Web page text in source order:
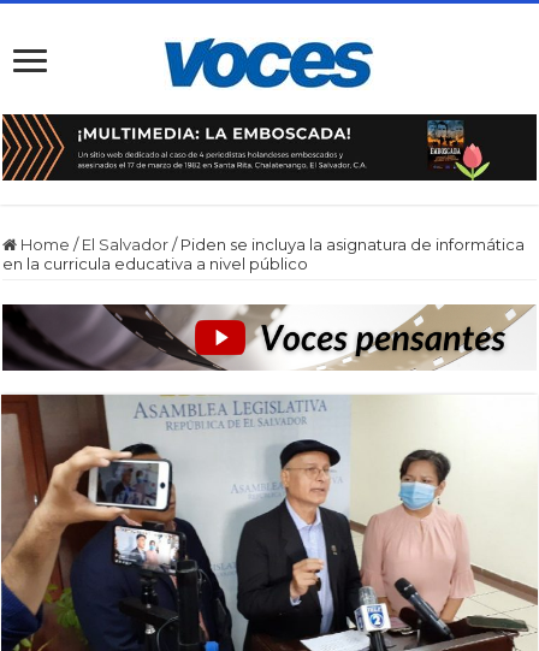
Home / El Salvador / Piden se incluya la asignatura de informática
en la curricula educativa a nivel público